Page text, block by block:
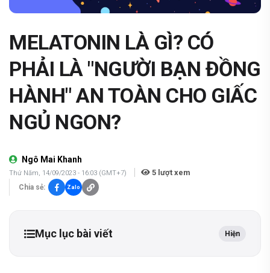
MELATONIN LÀ GÌ? CÓ
PHẢI LÀ "NGƯỜI BẠN ĐỒNG
HÀNH" AN TOÀN CHO GIẤC
NGỦ NGON?
Ngô Mai Khanh
Thứ Năm, 14/09/2023 - 16:03 (GMT+7) 5 lượt xem
Chia sẻ: Zalo
Mục lục bài viết Hiện